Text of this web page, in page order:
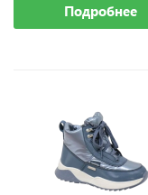
Подробнее